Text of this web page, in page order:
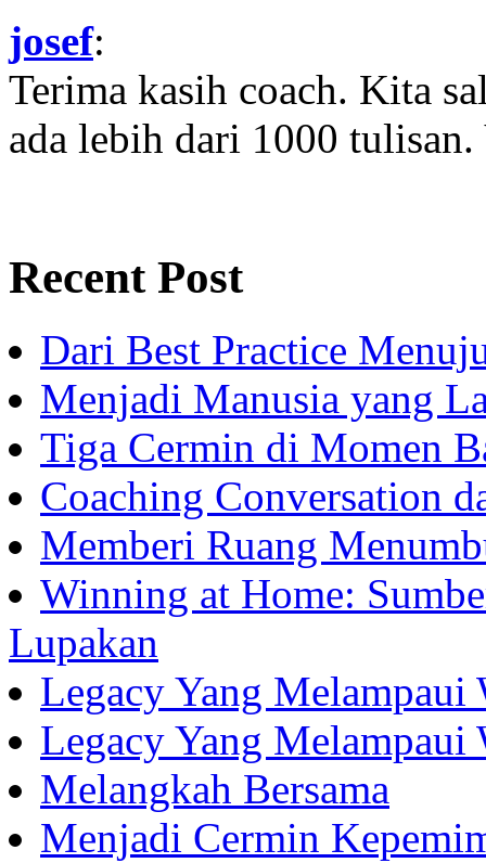
josef:
Terima kasih coach. Kita
ada lebih dari 1000 tulisan.
Recent Post
Dari Best Practice
Menjadi Manusia yang
Tiga Cermin di Momen
Coaching Conversation
Memberi Ruang
Winning at Home:
Lupakan
Legacy Yang Melampaui
Legacy Yang Melampaui
Melangkah Bersama
Menjadi Cermin